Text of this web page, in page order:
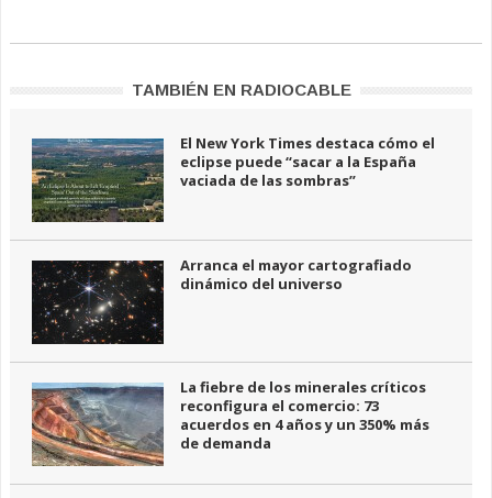
TAMBIÉN EN RADIOCABLE
El New York Times destaca cómo el
eclipse puede “sacar a la España
vaciada de las sombras”
Arranca el mayor cartografiado
dinámico del universo
La fiebre de los minerales críticos
reconfigura el comercio: 73
acuerdos en 4 años y un 350% más
de demanda